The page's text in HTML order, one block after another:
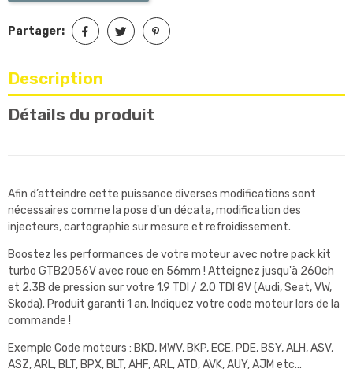
Partager:
Description
Détails du produit
Afin d’atteindre cette puissance diverses modifications sont
nécessaires comme la pose d'un décata, modification des
injecteurs, cartographie sur mesure et refroidissement.
Boostez les performances de votre moteur avec notre pack kit
turbo GTB2056V avec roue en 56mm ! Atteignez jusqu'à 260ch
et 2.3B de pression sur votre 1.9 TDI / 2.0 TDI 8V (Audi, Seat, VW,
Skoda). Produit garanti 1 an. Indiquez votre code moteur lors de la
commande !
Exemple Code moteurs : BKD, MWV, BKP, ECE, PDE, BSY, ALH, ASV,
ASZ, ARL, BLT, BPX, BLT, AHF, ARL, ATD, AVK, AUY, AJM etc...